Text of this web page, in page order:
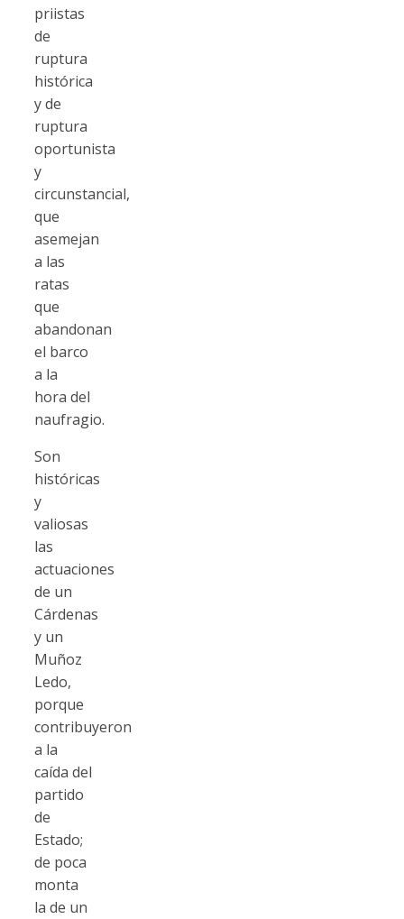
priistas
de
ruptura
histórica
y de
ruptura
oportunista
y
circunstancial,
que
asemejan
a las
ratas
que
abandonan
el barco
a la
hora del
naufragio.
Son
históricas
y
valiosas
las
actuaciones
de un
Cárdenas
y un
Muñoz
Ledo,
porque
contribuyeron
a la
caída del
partido
de
Estado;
de poca
monta
la de un